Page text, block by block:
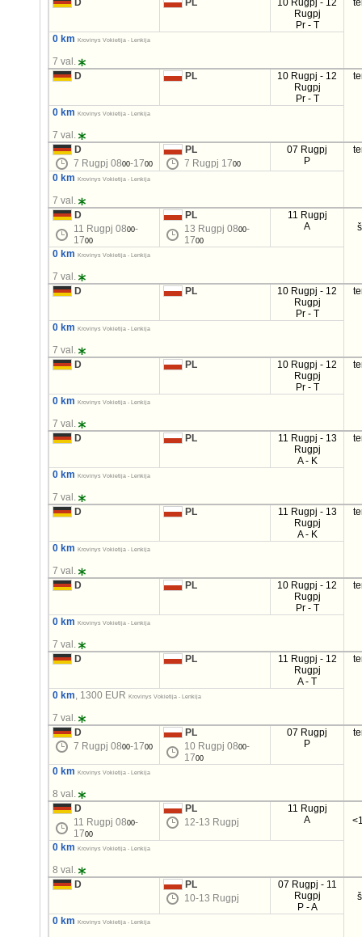
D
PL
10 Rugpj - 12
Rugpj
Pr - T
0 km Krovinys Vokietija - Lenkija
7 val.
D
PL
10 Rugpj - 12
Rugpj
Pr - T
0 km Krovinys Vokietija - Lenkija
7 val.
D
7 Rugpj 0800-1700
PL
7 Rugpj 1700
07 Rugpj
P
0 km Krovinys Vokietija - Lenkija
7 val.
D
11 Rugpj 0800-
1700
PL
13 Rugpj 0800-
1700
11 Rugpj
A
0 km Krovinys Vokietija - Lenkija
7 val.
D
PL
10 Rugpj - 12
Rugpj
Pr - T
0 km Krovinys Vokietija - Lenkija
7 val.
D
PL
10 Rugpj - 12
Rugpj
Pr - T
0 km Krovinys Vokietija - Lenkija
7 val.
D
PL
11 Rugpj - 13
Rugpj
A - K
0 km Krovinys Vokietija - Lenkija
7 val.
D
PL
11 Rugpj - 13
Rugpj
A - K
0 km Krovinys Vokietija - Lenkija
7 val.
D
PL
10 Rugpj - 12
Rugpj
Pr - T
0 km Krovinys Vokietija - Lenkija
7 val.
D
PL
11 Rugpj - 12
Rugpj
A - T
0 km, 1300 EURKrovinys Vokietija - Lenkija
7 val.
D
7 Rugpj 0800-1700
PL
10 Rugpj 0800-
1700
07 Rugpj
P
0 km Krovinys Vokietija - Lenkija
8 val.
D
11 Rugpj 0800-
1700
PL
12-13 Rugpj
11 Rugpj
A
0 km Krovinys Vokietija - Lenkija
8 val.
D
PL
10-13 Rugpj
07 Rugpj - 11
Rugpj
P - A
0 km Krovinys Vokietija - Lenkija